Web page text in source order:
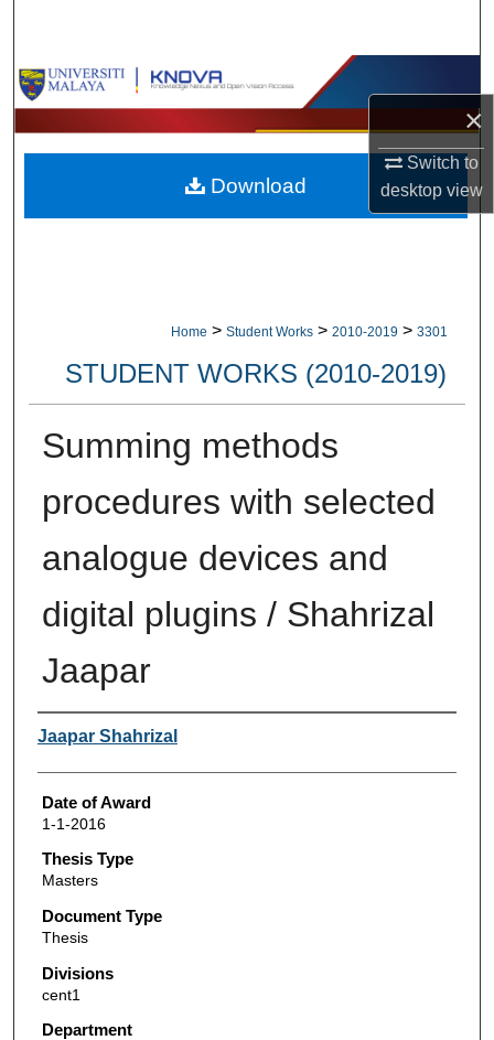
×
Switch to
desktopview
Browse Collections
My Account
About
Home > Student Works > 2010-2019 > 3301
STUDENT WORKS (2010-2019)
Summing methods
procedures with selected
analogue devices and
digital plugins / Shahrizal
Jaapar
Author
Jaapar Shahrizal
Date of Award
1-1-2016
Thesis Type
Masters
Document Type
Thesis
Divisions
cent1
Department
Download